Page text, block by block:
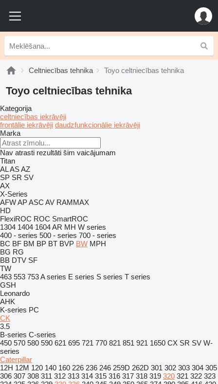
Celtniecības tehnika Toyo celtniecības tehnika
Toyo celtniecības tehnika
Kategorija
celtniecības iekrāvēji
frontālie iekrāvēji daudzfunkcionālie iekrāvēji
Marka
Nav atrasti rezultāti šim vaicājumam
Titan
ALASAZ
SP SR SV
AX
X-Series
AFWAPASC AV RAMMAX
HD
FlexiROC ROC SmartROC
1304 1404 1604AR MH W series
400 - series 500 - series 700 - series
BC BF BM BP BT BVP BW MPH
BG RG
BB DTV SF
TW
463 553 753A series E series S series T series
GSH
Leonardo
AHK
K-series PC
CK
3.5
B-series C-series
450 570 580 590 621 695 721 770 821 851 921 1650 CX SR SV W-
series
Caterpillar
12H 12M 120 140 160 226 236 246 259D 262D 301 302 303 304 305
306 307 308 311 312 313 314 315 316 317 318 319 320 321 322 323